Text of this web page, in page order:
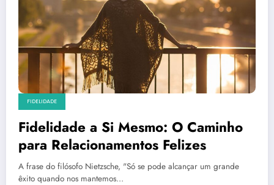
FIDELIDADE
Fidelidade a Si Mesmo: O Caminho
para Relacionamentos Felizes
A frase do filósofo Nietzsche, "Só se pode alcançar um grande
êxito quando nos mantemos…